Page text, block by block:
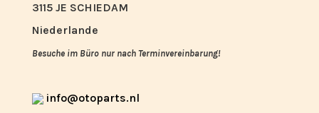
3115 JE SCHIEDAM
Niederlande
Besuche im Büro nur nach Terminvereinbarung!
info@otoparts.nl